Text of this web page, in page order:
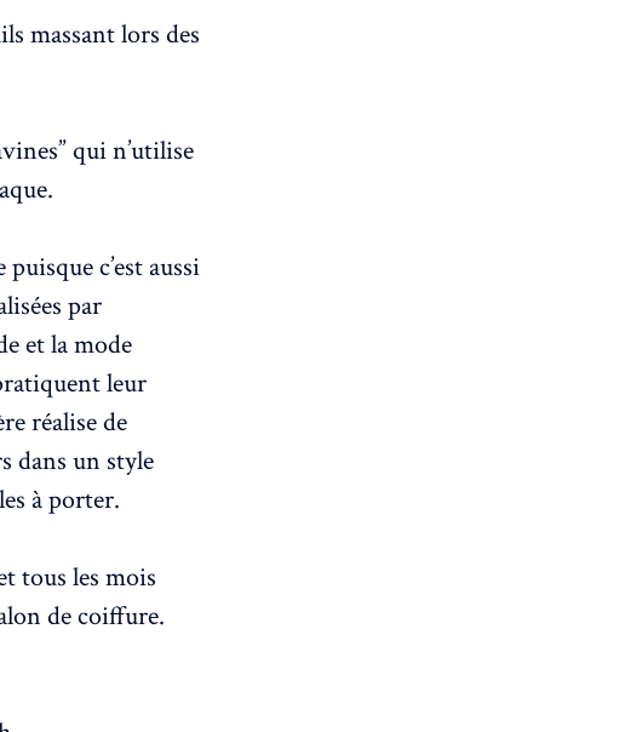
massant lors des
qui n’utilise
c’est aussi
par
et la mode
leur
réalise de
dans un style
à porter.
tous les mois
de coiffure.